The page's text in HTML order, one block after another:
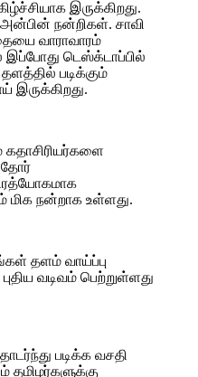
இருக்கிறது.
நன்றிகள். சாவி
வாராவாரம்
இப்போது டெஸ்க்டாப்பில்
படிக்கும்
இருக்கிறது.
மிக நன்றாக உள்ளது.
தளம் வாய்ப்பு
வடிவம் பெற்றுள்ளது
படிக்க வசதி
தமிழர்களுக்கு